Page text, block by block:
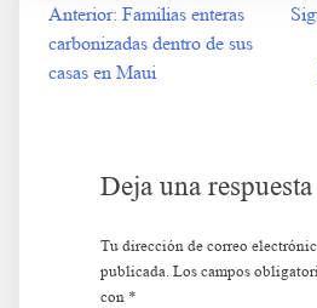
Navegación
Anterior: Familias enteras
carbonizadas dentro de sus
casas en Maui
Deja una respuesta
Tu dirección de correo
publicada. Los campos
con *